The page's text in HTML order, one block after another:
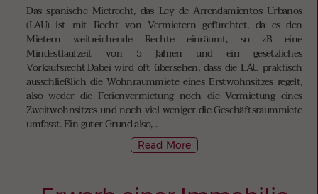
Das spanische Mietrecht, das Ley de Arrendamientos Urbanos
(LAU) ist mit Recht von Vermietern gefürchtet, da es den
Mietern weitreichende Rechte einräumt, so zB eine
Mindestlaufzeit von 5 Jahren und ein gesetzliches
Vorkaufsrecht.Dabei wird oft übersehen, dass die LAU praktisch
ausschließlich die Wohnraummiete eines Erstwohnsitzes regelt,
also weder die Ferienvermietung noch die Vermietung eines
Zweitwohnsitzes und noch viel weniger die Geschäftsraummiete
umfasst. Ein guter Grund also,...
Read More